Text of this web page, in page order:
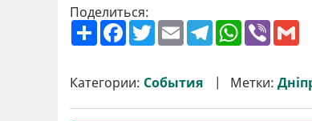
Поделиться:
П
о
р
и
F
a
b
o
T
w
t
e
E
m
l
T
e
g
r
W
h
s
A
V
r l
Категории: События Метки: